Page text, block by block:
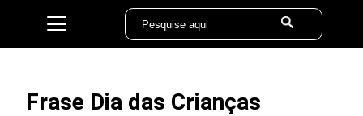
Frase Dia das Crianças